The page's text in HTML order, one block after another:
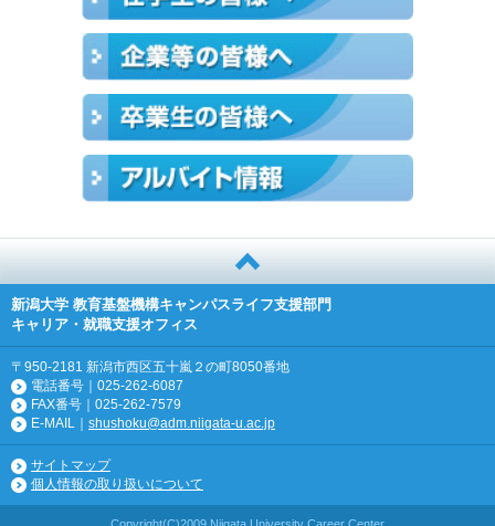
新潟大学 教育基盤機構キャンパスライフ支援部門
キャリア・就職支援オフィス
〒950-2181 新潟市西区五十嵐２の町8050番地
電話番号｜025-262-6087
FAX番号｜025-262-7579
E-MAIL｜ shushoku@adm.niigata-u.ac.jp
サイトマップ
個人情報の取り扱いについて
Copyright(C)2009 Niigata University Career Center